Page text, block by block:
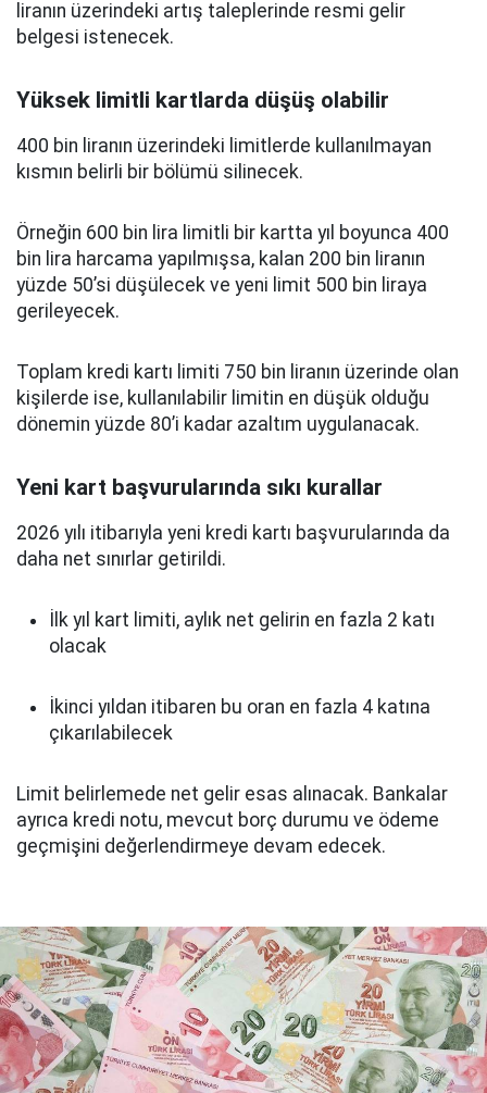
liranın üzerindeki artış taleplerinde resmi gelir
belgesi istenecek.
Yüksek limitli kartlarda düşüş olabilir
400 bin liranın üzerindeki limitlerde kullanılmayan
kısmın belirli bir bölümü silinecek.
Örneğin 600 bin lira limitli bir kartta yıl boyunca 400
bin lira harcama yapılmışsa, kalan 200 bin liranın
yüzde 50’si düşülecek ve yeni limit 500 bin liraya
gerileyecek.
Toplam kredi kartı limiti 750 bin liranın üzerinde olan
kişilerde ise, kullanılabilir limitin en düşük olduğu
dönemin yüzde 80’i kadar azaltım uygulanacak.
Yeni kart başvurularında sıkı kurallar
2026 yılı itibarıyla yeni kredi kartı başvurularında da
daha net sınırlar getirildi.
İlk yıl kart limiti, aylık net gelirin en fazla 2 katı
olacak
İkinci yıldan itibaren bu oran en fazla 4 katına
çıkarılabilecek
Limit belirlemede net gelir esas alınacak. Bankalar
ayrıca kredi notu, mevcut borç durumu ve ödeme
geçmişini değerlendirmeye devam edecek.